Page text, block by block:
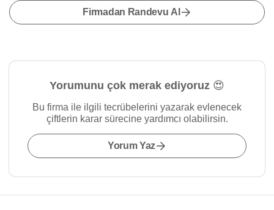
Firmadan Randevu Al
Yorumunu çok merak ediyoruz 😍
Bu firma ile ilgili tecrübelerini yazarak evlenecek
çiftlerin karar sürecine yardımcı olabilirsin.
Yorum Yaz